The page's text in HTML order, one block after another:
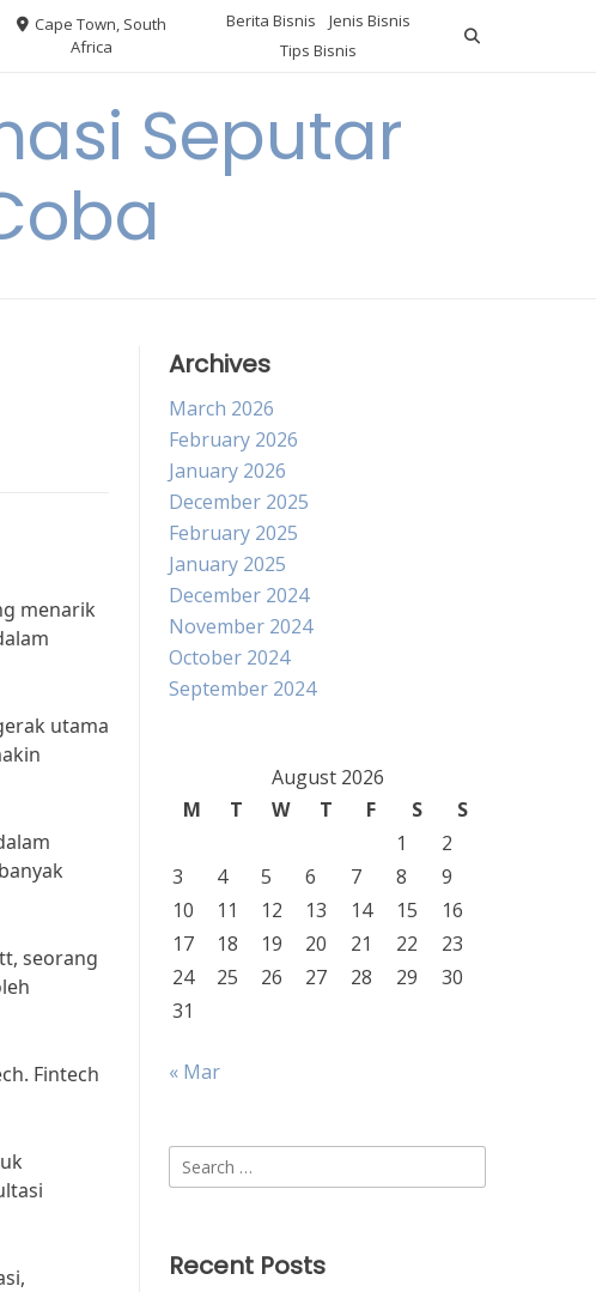
Cape Town, South
Africa
Berita Bisnis
Jenis Bisnis
Tips Bisnis
Seputar
menarik
utama
seorang
Fintech
Archives
March 2026
February 2026
January 2026
December 2025
February 2025
January 2025
December 2024
November 2024
October 2024
September 2024
August 2026
M
T W T F S
S
1
2
3
4 5 6 7 8
9
10
11 12 13 14 15
16
17
18 19 20 21 22
23
24
25 26 27 28 29
30
31
« Mar
Search
for:
Recent Posts